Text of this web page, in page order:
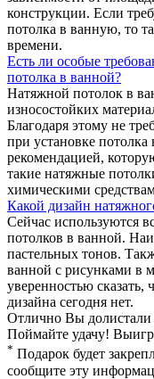
конструкции. Если
потолка в ванную, то
времени.
Есть ли особые
потолка в ванной?
Натяжной потолок в
износостойких
Благодаря этому не
при установке
рекомендацией,
такие натяжные
химическими
Какой дизайн
Сейчас используются
потолков в ванной.
пастельных тонов.
ванной с рисунками в
уверенностью
дизайна сегодня нет.
Отлично Вы долистали
Поймайте удачу!
* Подарок будет
сообщите эту